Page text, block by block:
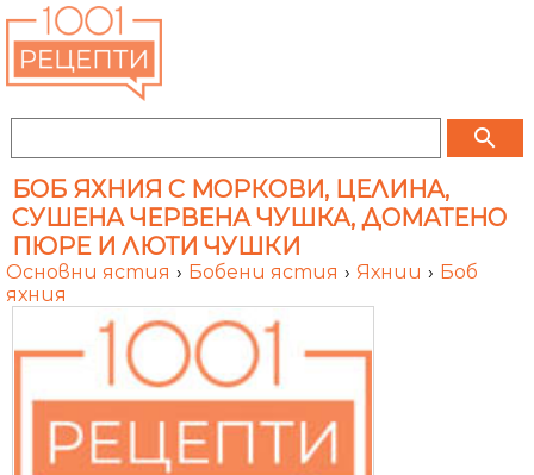
search
БОБ ЯХНИЯ С МОРКОВИ, ЦЕЛИНА,
СУШЕНА ЧЕРВЕНА ЧУШКА, ДОМАТЕНО
ПЮРЕ И ЛЮТИ ЧУШКИ
Основни ястия › Бобени ястия › Яхнии › Боб
яхния